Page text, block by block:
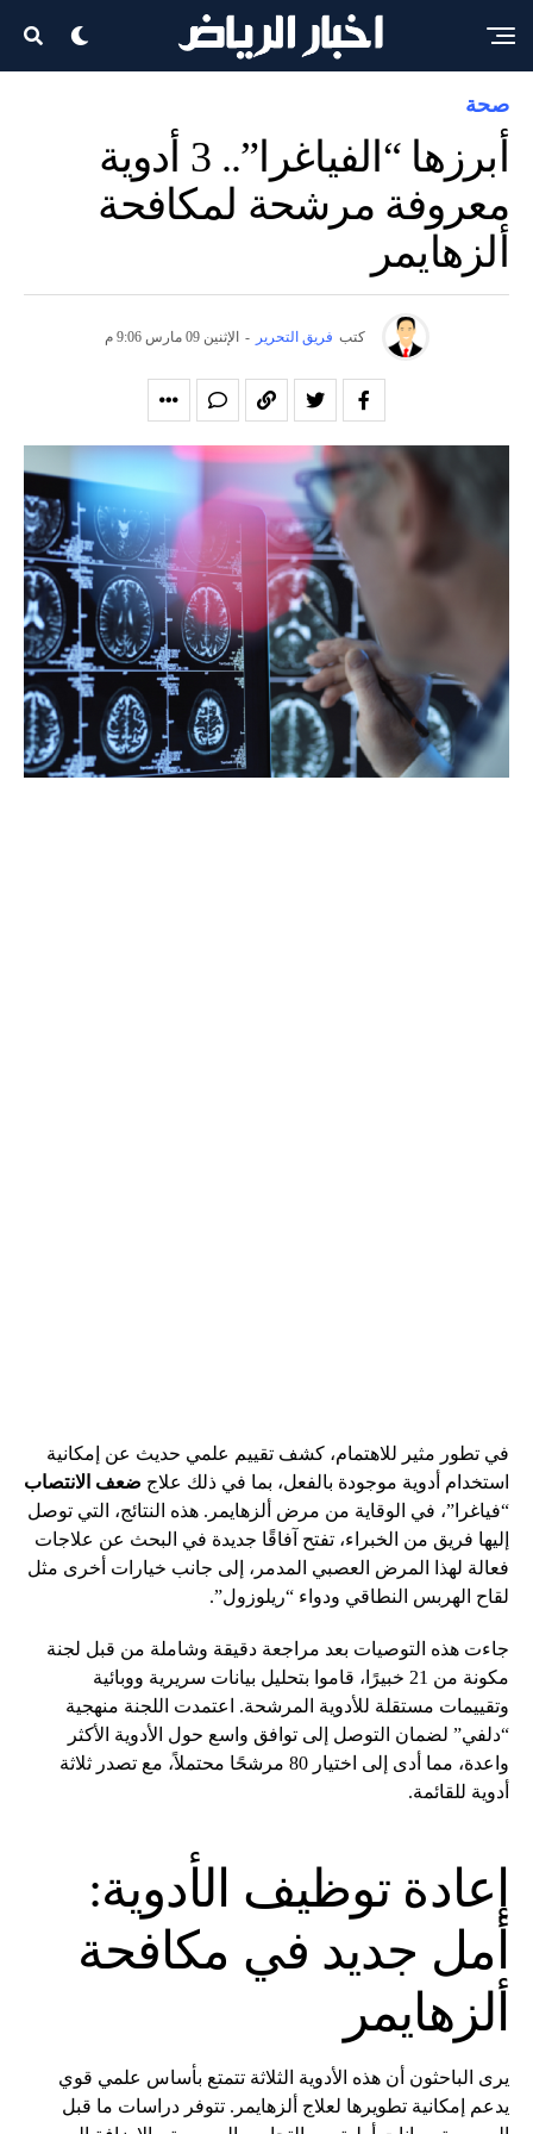
صحة
أبرزها “الفياغرا”.. 3 أدوية
معروفة مرشحة لمكافحة
ألزهايمر
كتب فريق التحرير - الإثنين 09 مارس 9:06 م
في تطور مثير للاهتمام، كشف تقييم علمي حديث عن إمكانية
استخدام أدوية موجودة بالفعل، بما في ذلك علاج ضعف الانتصاب
“فياغرا”، في الوقاية من مرض ألزهايمر. هذه النتائج، التي توصل
إليها فريق من الخبراء، تفتح آفاقًا جديدة في البحث عن علاجات
فعالة لهذا المرض العصبي المدمر، إلى جانب خيارات أخرى مثل
لقاح الهربس النطاقي ودواء “ريلوزول”.
جاءت هذه التوصيات بعد مراجعة دقيقة وشاملة من قبل لجنة
مكونة من 21 خبيرًا، قاموا بتحليل بيانات سريرية ووبائية
وتقييمات مستقلة للأدوية المرشحة. اعتمدت اللجنة منهجية
“دلفي” لضمان التوصل إلى توافق واسع حول الأدوية الأكثر
واعدة، مما أدى إلى اختيار 80 مرشحًا محتملاً، مع تصدر ثلاثة
أدوية للقائمة.
إعادة توظيف الأدوية:
أمل جديد في مكافحة
ألزهايمر
يرى الباحثون أن هذه الأدوية الثلاثة تتمتع بأساس علمي قوي
يدعم إمكانية تطويرها لعلاج ألزهايمر. تتوفر دراسات ما قبل